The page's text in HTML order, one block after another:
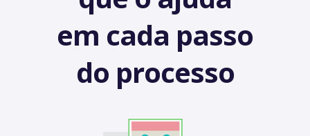
em cada passo
do processo